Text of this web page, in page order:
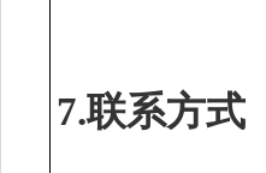
7.联系方式